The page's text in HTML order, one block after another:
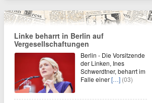
Linke beharrt in Berlin auf
Vergesellschaftungen
Berlin - Die Vorsitzende
der Linken, Ines
Schwerdtner, beharrt im
Falle einer[…] (03)